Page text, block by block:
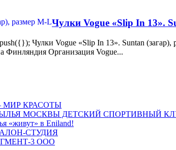
Чулки Vogue «Slip In 13».
Чулки Vogue «Slip In 13». Suntan
Финляндия Организация Vogue...
МИР КРАСОТЫ
МОСКВЫ ДЕТСКИЙ СПОРТИВНЫЙ
«живут» в Eniland!
СТУДИЯ
3 ООО